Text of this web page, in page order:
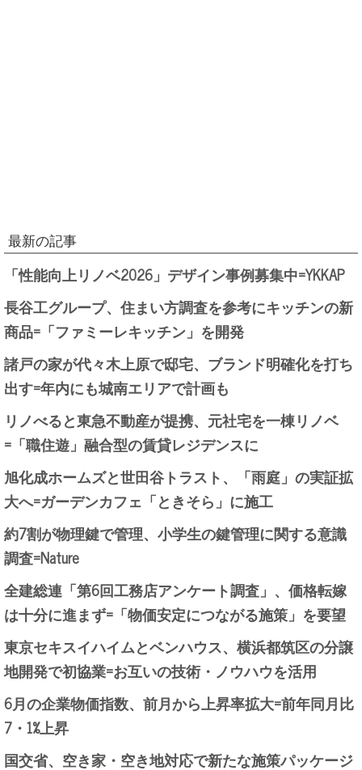
最新の記事
「性能向上リノベ2026」デザイン事例募集中=YKKAP
長谷工グループ、住まい方調査を参考にキッチンの新
商品=「ファミーレキッチン」を開発
諸戸の家が代々木上原で邸宅、ブランド明確化を打ち
出す=年内にも城南エリアで計画も
リノべると東急不動産が提携、元社宅を一棟リノベ
=「職住遊」融合型の賃貸レジデンスに
旭化成ホームズと世田谷トラスト、「雨庭」の実証拡
大へ=ガーデンカフェ「ときそら」に施工
約7割が物理鍵で管理、小学生の鍵管理に関する意識
調査=Nature
全建総連「第6回工務店アンケート調査」、価格転嫁
は十分に進まず=「物価安定につながる施策」を要望
東京セキスイハイムとベンハウス、横浜都筑区の分譲
地開発で初協業=お互いの技術・ノウハウを活用
6月の企業物価指数、前月から上昇率拡大=前年同月比
7・1%上昇
国交省、空き家・空き地対応で新たな施策パッケージ